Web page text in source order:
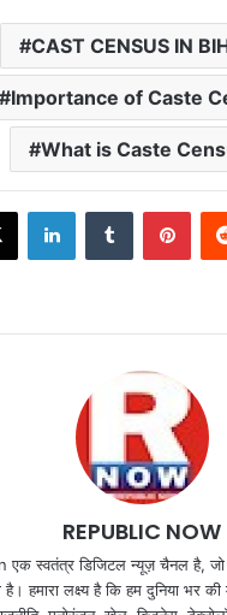
CAST CENSUS IN
Importance of Caste
What is Caste
LinkedInTumblr
REPUBLIC NOW
एक स्वतंत्र डिजिटल न्यूज़ चैनल है,
हमारा लक्ष्य है कि हम दुनिया भर